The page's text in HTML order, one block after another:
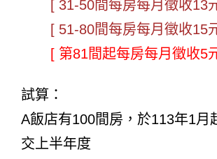
[ 31-50間每房每月徵收13
[ 51-80間每房每月徵收15
[ 第81間起每房每月徵收5
試算：
A飯店有100間房，於113年1月
交上半年度